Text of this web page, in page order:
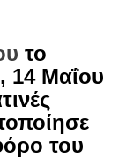
το
14 Μαΐου
του